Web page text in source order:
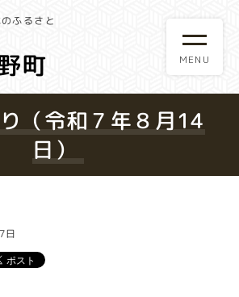
ふるさと
（令和７年８月14
日）
日